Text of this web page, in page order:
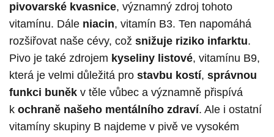
pivovarské kvasnice, významný zdroj tohoto
vitamínu. Dále niacin, vitamín B3. Ten napomáhá
rozšiřovat naše cévy, což snižuje riziko infarktu.
Pivo je také zdrojem kyseliny listové, vitamínu B9,
která je velmi důležitá pro stavbu kostí, správnou
funkci buněk v těle vůbec a významně přispívá
k ochraně našeho mentálního zdraví. Ale i ostatní
vitamíny skupiny B najdeme v pivě ve vysokém